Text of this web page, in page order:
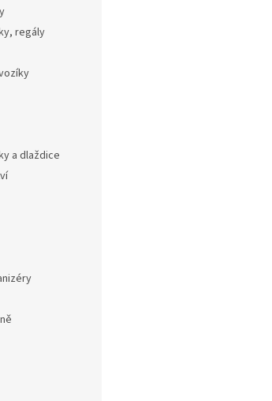
regály
a dlaždice